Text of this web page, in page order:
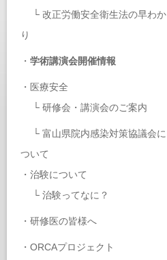
└ 改正労働安全衛生法の早わか
り
・ 学術講演会開催情報
・ 医療安全
└ 研修会・講演会のご案内
└ 富山県院内感染対策協議会に
ついて
・ 治験について
└ 治験ってなに？
・ 研修医の皆様へ
・ ORCAプロジェクト